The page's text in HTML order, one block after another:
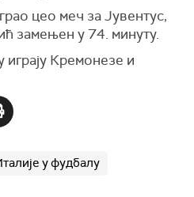
цео меч за Јувентус,
замењен у 74. минуту.
Кремонезе и
у фудбалу